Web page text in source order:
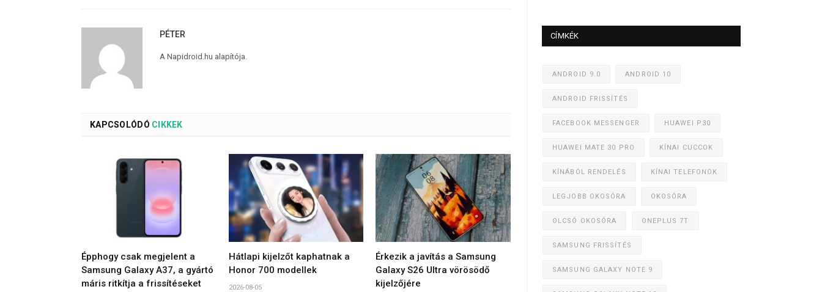
PÉTER
A Napidroid.hu alapítója.
KAPCSOLÓDÓ CIKKEK
Épphogy csak megjelent a
Samsung Galaxy A37, a gyártó
máris ritkítja a frissítéseket
Hátlapi kijelzőt kaphatnak a
Honor 700 modellek
2026-08-05
Érkezik a javítás a Samsung
Galaxy S26 Ultra vörösödő
kijelzőjére
CÍMKÉK
ANDROID 9.0 ANDROID 10
ANDROID FRISSÍTÉS
FACEBOOK MESSENGER HUAWEI P30
HUAWEI MATE 30 PRO KÍNAI CUCCOK
KÍNÁBÓL RENDELÉS KÍNAI TELEFONOK
LEGJOBB OKOSÓRA OKOSÓRA
OLCSÓ OKOSÓRA ONEPLUS 7T
SAMSUNG FRISSÍTÉS
SAMSUNG GALAXY NOTE 9